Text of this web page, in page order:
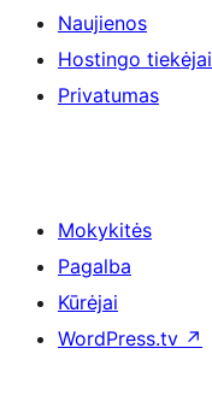
Naujienos
Hostingo tiekėjai
Privatumas
Mokykitės
Pagalba
Kūrėjai
WordPress.tv ↗